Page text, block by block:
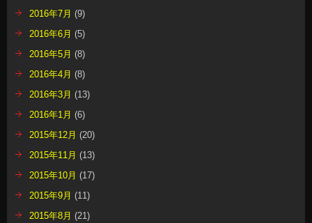
2016年7月 (9)
2016年6月 (5)
2016年5月 (8)
2016年4月 (8)
2016年3月 (13)
2016年1月 (6)
2015年12月 (20)
2015年11月 (13)
2015年10月 (17)
2015年9月 (11)
2015年8月 (21)